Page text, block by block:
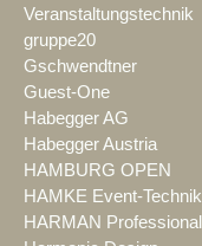
Veranstaltungstechnik
gruppe20
Gschwendtner
Guest-One
Habegger AG
Habegger Austria
HAMBURG OPEN
HAMKE Event-Technik
HARMAN Professional